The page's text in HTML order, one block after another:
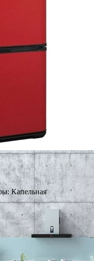
Капельная